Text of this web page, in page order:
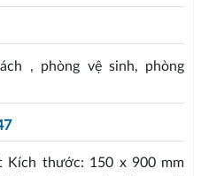
, phòng vệ sinh, phòng
Kích thước: 150 x 900 mm